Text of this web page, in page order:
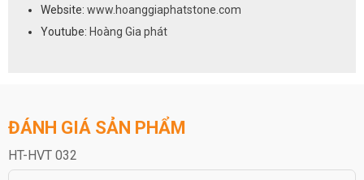
Website: www.hoanggiaphatstone.com
Youtube: Hoàng Gia phát
ĐÁNH GIÁ SẢN PHẨM
HT-HVT 032